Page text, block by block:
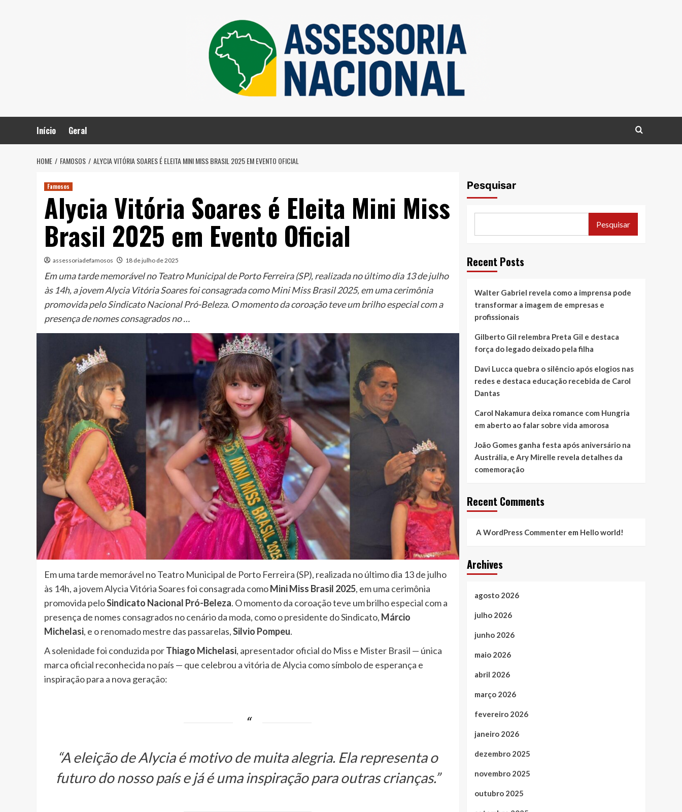
Início Geral
HOME FAMOSOS ALYCIA VITÓRIA SOARES É ELEITA MINI MISS BRASIL 2025 EM EVENTO OFICIAL
Famosos
Alycia Vitória Soares é Eleita Mini Miss
Brasil 2025 em Evento Oficial
assessoriadefamosos 18 de julho de 2025
Em uma tarde memorável no Teatro Municipal de Porto Ferreira (SP), realizada no último dia 13 de julho
às 14h, a jovem Alycia Vitória Soares foi consagrada como Mini Miss Brasil 2025, em uma cerimônia
promovida pelo Sindicato Nacional Pró-Beleza. O momento da coroação teve um brilho especial com a
presença de nomes consagrados no …
Em uma tarde memorável no Teatro Municipal de Porto Ferreira (SP), realizada no último dia 13 de julho
às 14h, a jovem Alycia Vitória Soares foi consagrada comoMini Miss Brasil 2025, em uma cerimônia
promovida peloSindicato Nacional Pró-Beleza. O momento da coroação teve um brilho especial com a
presença de nomes consagrados no cenário da moda, como o presidente do Sindicato, Márcio
Michelasi, e o renomado mestre das passarelas,Silvio Pompeu.
A solenidade foi conduzida porThiago Michelasi, apresentador oficial do Miss e Mister Brasil — única
marca oficial reconhecida no país — que celebrou a vitória de Alycia como símbolo de esperança e
inspiração para a nova geração:
“A eleição de Alycia é motivo de muita alegria. Ela representa o
futuro do nosso país e já é uma inspiração para outras crianças.”
Pesquisar
Pesquisar
Recent Posts
Walter Gabriel revela como a imprensa pode
transformar a imagem de empresas e
profissionais
Gilberto Gil relembra Preta Gil e destaca
força do legado deixado pela filha
Davi Lucca quebra o silêncio após elogios nas
redes e destaca educação recebida de Carol
Dantas
Carol Nakamura deixa romance com Hungria
em aberto ao falar sobre vida amorosa
João Gomes ganha festa após aniversário na
Austrália, e Ary Mirelle revela detalhes da
comemoração
Recent Comments
A WordPress Commenterem Hello world!
Archives
agosto 2026
julho 2026
junho 2026
maio 2026
abril 2026
março 2026
fevereiro 2026
janeiro 2026
dezembro 2025
novembro 2025
outubro 2025